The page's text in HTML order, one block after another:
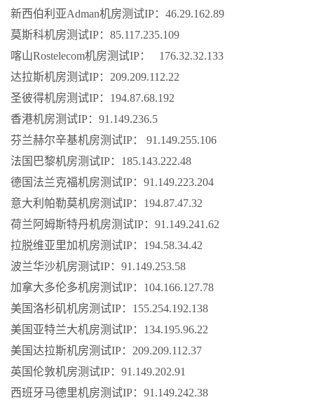
新西伯利亚Adman机房测试IP：46.29.162.89
莫斯科机房测试IP：85.117.235.109
喀山Rostelecom机房测试IP： 176.32.32.133
达拉斯机房测试IP：209.209.112.22
圣彼得机房测试IP：194.87.68.192
香港机房测试IP：91.149.236.5
芬兰赫尔辛基机房测试IP： 91.149.255.106
法国巴黎机房测试IP：185.143.222.48
德国法兰克福机房测试IP：91.149.223.204
意大利帕勒莫机房测试IP：194.87.47.32
荷兰阿姆斯特丹机房测试IP：91.149.241.62
拉脱维亚里加机房测试IP：194.58.34.42
波兰华沙机房测试IP：91.149.253.58
加拿大多伦多机房测试IP：104.166.127.78
美国洛杉矶机房测试IP：155.254.192.138
美国亚特兰大机房测试IP：134.195.96.22
美国达拉斯机房测试IP：209.209.112.37
英国伦敦机房测试IP：91.149.202.91
西班牙马德里机房测试IP：91.149.242.38